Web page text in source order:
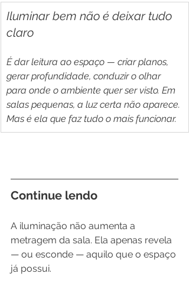
Iluminar bem não é deixar tudo
claro
É dar leitura ao espaço — criar planos,
gerar profundidade, conduzir o olhar
para onde o ambiente quer ser visto. Em
salas pequenas, a luz certa não aparece.
Mas é ela que faz tudo o mais funcionar.
Continue lendo
A iluminação não aumenta a
metragem da sala. Ela apenas revela
— ou esconde — aquilo que o espaço
já possui.